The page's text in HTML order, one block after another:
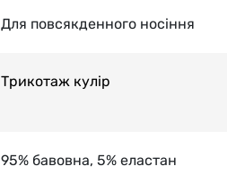
Для повсякденного носіння
Трикотаж кулір
95% бавовна, 5% еластан